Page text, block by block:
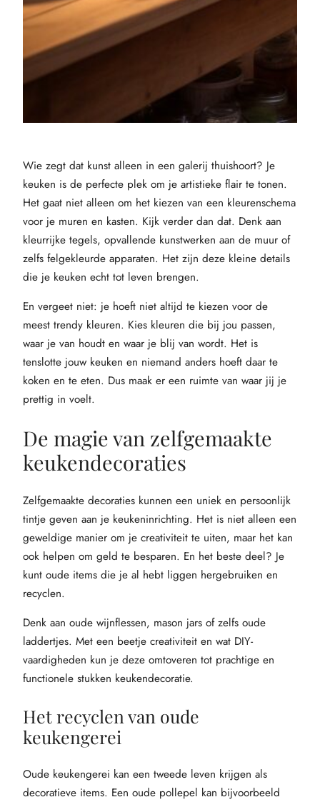
Wie zegt dat kunst alleen in een galerij thuishoort? Je
keuken is de perfecte plek om je artistieke flair te tonen.
Het gaat niet alleen om het kiezen van een kleurenschema
voor je muren en kasten. Kijk verder dan dat. Denk aan
kleurrijke tegels, opvallende kunstwerken aan de muur of
zelfs felgekleurde apparaten. Het zijn deze kleine details
die je keuken echt tot leven brengen.
En vergeet niet: je hoeft niet altijd te kiezen voor de
meest trendy kleuren. Kies kleuren die bij jou passen,
waar je van houdt en waar je blij van wordt. Het is
tenslotte jouw keuken en niemand anders hoeft daar te
koken en te eten. Dus maak er een ruimte van waar jij je
prettig in voelt.
De magie van zelfgemaakte
keukendecoraties
Zelfgemaakte decoraties kunnen een uniek en persoonlijk
tintje geven aan je keukeninrichting. Het is niet alleen een
geweldige manier om je creativiteit te uiten, maar het kan
ook helpen om geld te besparen. En het beste deel? Je
kunt oude items die je al hebt liggen hergebruiken en
recyclen.
Denk aan oude wijnflessen, mason jars of zelfs oude
laddertjes. Met een beetje creativiteit en wat DIY-
vaardigheden kun je deze omtoveren tot prachtige en
functionele stukken keukendecoratie.
Het recyclen van oude
keukengerei
Oude keukengerei kan een tweede leven krijgen als
decoratieve items. Een oude pollepel kan bijvoorbeeld